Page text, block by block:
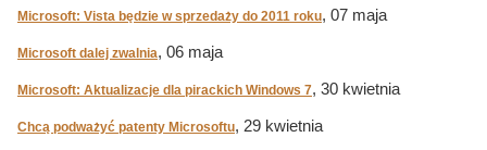
Microsoft: Vista będzie w sprzedaży do 2011 roku, 07 maja
Microsoft dalej zwalnia, 06 maja
Microsoft: Aktualizacje dla pirackich Windows 7, 30 kwietnia
Chcą podważyć patenty Microsoftu, 29 kwietnia